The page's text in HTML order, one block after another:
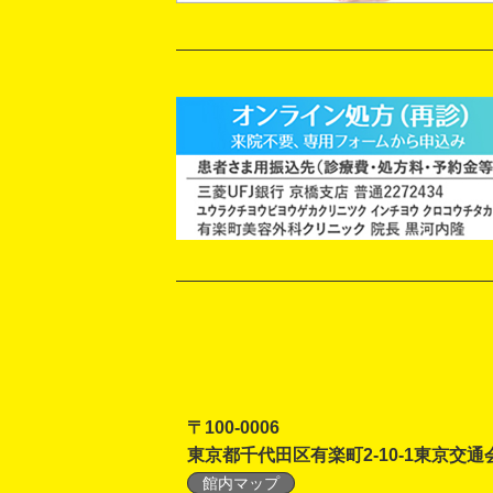
〒100-0006
東京都千代田区有楽町2-10-1東京交通
館内マップ